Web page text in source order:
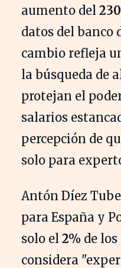
aumento del
datos del banco
cambio refleja
la búsqueda de
protejan el
salarios
percepción de
solo para
Antón Díez
para España y
solo el 2% de
considera